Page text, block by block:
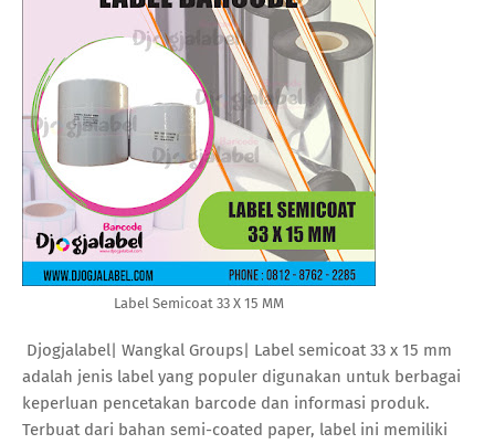
Label Semicoat 33 X 15 MM
Djogjalabel| Wangkal Groups| Label semicoat 33 x 15 mm
adalah jenis label yang populer digunakan untuk berbagai
keperluan pencetakan barcode dan informasi produk.
Terbuat dari bahan semi-coated paper, label ini memiliki